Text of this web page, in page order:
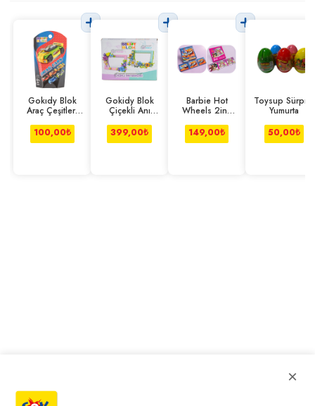
Gokıdy Blok
Araç Çeşitleri
100,00₺
Gokidy Blok
Çiçekli Anı
mavi
399,00₺
Barbie Hot
Wheels 2in1
149,00₺
Toysup Sürpriz
Yumurta
50,00₺
×